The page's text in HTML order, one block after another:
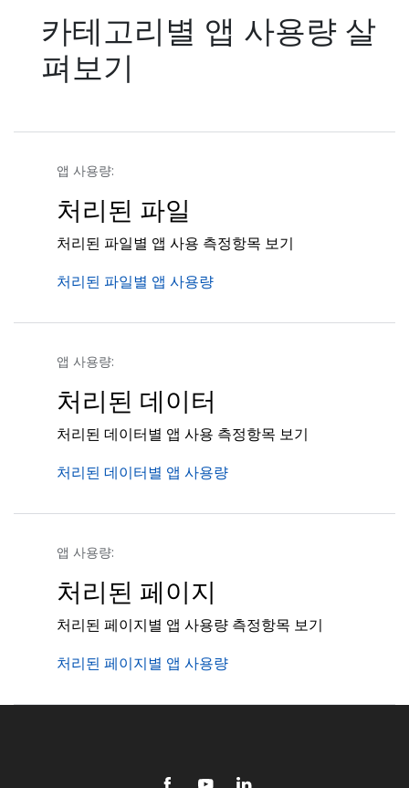
카테고리별 앱 사용량 살
펴보기
앱 사용량:
처리된 파일
처리된 파일별 앱 사용 측정항목 보기
처리된 파일별 앱 사용량
앱 사용량:
처리된 데이터
처리된 데이터별 앱 사용 측정항목 보기
처리된 데이터별 앱 사용량
앱 사용량:
처리된 페이지
처리된 페이지별 앱 사용량 측정항목 보기
처리된 페이지별 앱 사용량